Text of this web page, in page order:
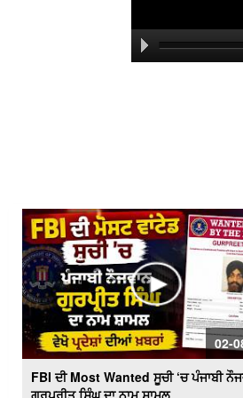
02-
FBI ਦੀ Most Wanted ਸੂਚੀ ‘ਚ ਪੰਜਾਬੀ